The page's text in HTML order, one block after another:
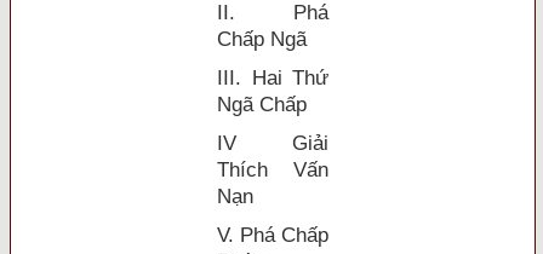
II. Phá
Chấp Ngã
III. Hai Thứ
Ngã Chấp
IV Giải
Thích Vấn
Nạn
V. Phá Chấp